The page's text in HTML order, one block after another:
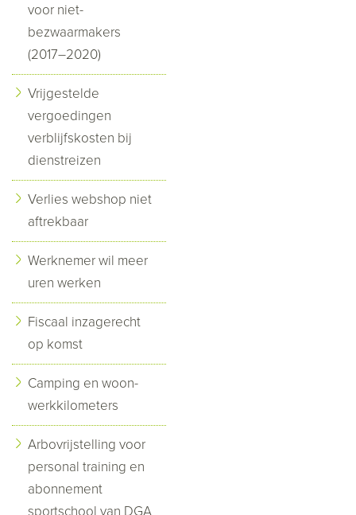
voor niet-
bezwaarmakers
(2017–2020)
Vrijgestelde
vergoedingen
verblijfskosten bij
dienstreizen
Verlies webshop niet
aftrekbaar
Werknemer wil meer
uren werken
Fiscaal inzagerecht
op komst
Camping en woon-
werkkilometers
Arbovrijstelling voor
personal training en
abonnement
sportschool van DGA